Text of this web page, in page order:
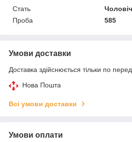
Стать
Проба
585
Умови доставки
Доставка здійснюється тільки по
Нова Пошта
Всі умови доставки
Умови оплати